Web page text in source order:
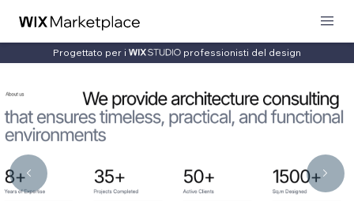
Progettato per i professionisti del design